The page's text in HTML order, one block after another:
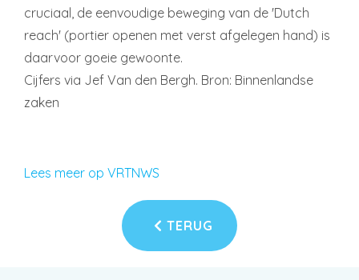
cruciaal, de eenvoudige beweging van de 'Dutch
reach' (portier openen met verst afgelegen hand) is
daarvoor goeie gewoonte.
Cijfers via Jef Van den Bergh. Bron: Binnenlandse
zaken
Lees meer op VRTNWS
TERUG